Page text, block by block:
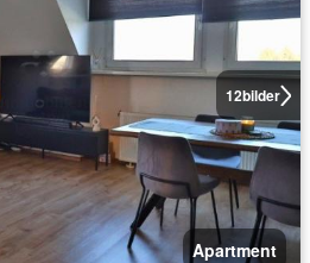
12bilder
Apartment